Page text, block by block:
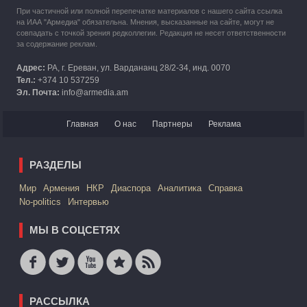
При частичной или полной перепечатке материалов с нашего сайта ссылка
на ИАА "Армедиа" обязательна. Мнения, высказанные на сайте, могут не
совпадать с точкой зрения редколлегии. Редакция не несет ответственности
за содержание реклам.
Адрес: РА, г. Ереван, ул. Вардананц 28/2-34, инд. 0070
Тел.: +374 10 537259
Эл. Почта: info@armedia.am
Главная О нас Партнеры Реклама
РАЗДЕЛЫ
Mир Армения НКР Диаспора Аналитика
Справка
No-politics
Интервью
МЫ В СОЦСЕТЯХ
РАССЫЛКА